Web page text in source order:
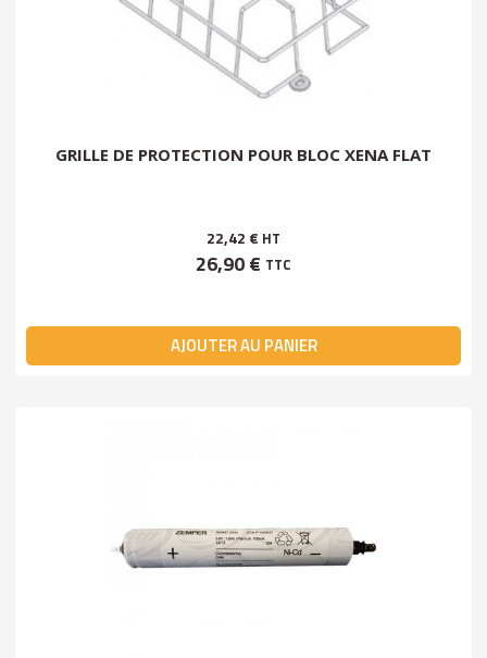
GRILLE DE PROTECTION POUR BLOC XENA FLAT
22,42 € HT
26,90 € TTC
AJOUTER AU PANIER